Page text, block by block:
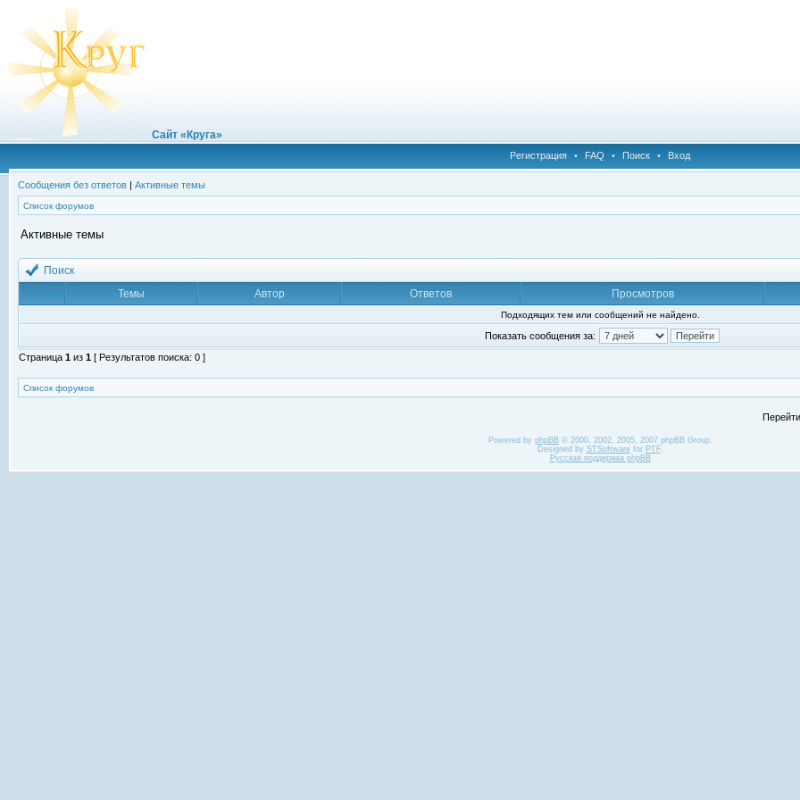
Сайт «Круга»
Регистрация • FAQ • Поиск • Вход
Сообщения без ответов | Активные темы
Список форумов
Активные темы
Поиск
Темы
Автор Ответов Просмотров
Подходящих тем или сообщений не найдено.
Показать сообщения за:
Страница 1 из 1 [ Результатов поиска: 0 ]
Список форумов
Powered by phpBB© 2000, 2002, 2005, 2007 phpBB Group.
Designed by STSoftwarefor PTF.
Русская поддержка phpBB